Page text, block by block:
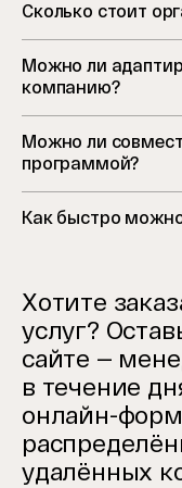
Сколько стоит
Можно ли
компанию?
Можно ли
программой?
Как быстро
Хотите
услуг?
сайте —
в течение
онлайн-
удалённых